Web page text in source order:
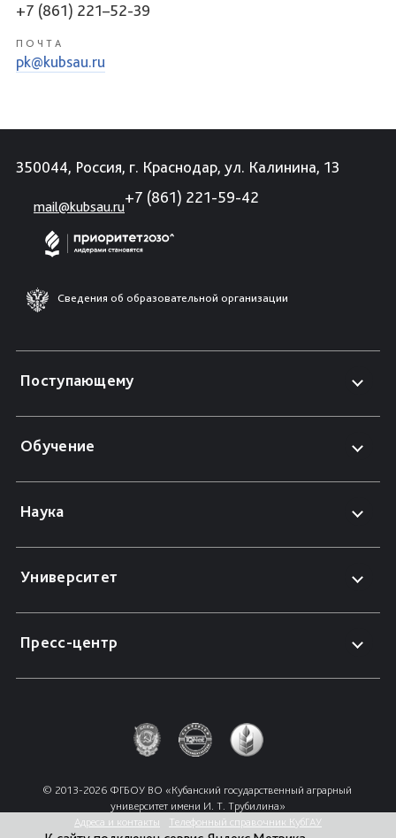
+7 (861) 221–52-39
ПОЧТА
pk@kubsau.ru
350044, Россия, г. Краснодар, ул. Калинина, 13
mail@kubsau.ru
+7 (861) 221-59-42
Сведения об образовательной организации
Поступающему
Обучение
Наука
Университет
Пресс-центр
© 2013-2026 ФГБОУ ВО «Кубанский государственный аграрный
университет имени И. Т. Трубилина»
Адреса и контакты
Телефонный справочник КубГАУ